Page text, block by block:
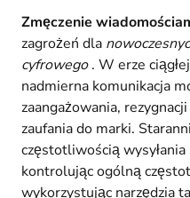
Zmęczenie
zagrożeń dla
cyfrowego. W erze
nadmierna komunikacja
zaangażowania,
zaufania do marki.
częstotliwością
kontrolując ogólną
wykorzystując narzędzia